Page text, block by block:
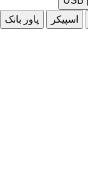
اسپیکر
پاور بانک